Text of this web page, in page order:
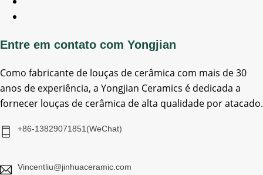
Entre em contato com Yongjian
Como fabricante de louças de cerâmica com mais de 30
anos de experiência, a Yongjian Ceramics é dedicada a
fornecer louças de cerâmica de alta qualidade por atacado.
+86-13829071851(WeChat)
Vincentliu@jinhuaceramic.com